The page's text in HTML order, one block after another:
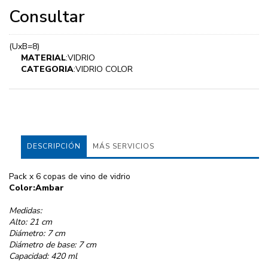
Consultar
(UxB=8)
MATERIAL:VIDRIO
CATEGORIA:VIDRIO COLOR
DESCRIPCIÓN MÁS SERVICIOS
Pack x 6 copas de vino de vidrio
Color:Ambar
Medidas:
Alto: 21 cm
Diámetro: 7 cm
Diámetro de base: 7 cm
Capacidad: 420 ml